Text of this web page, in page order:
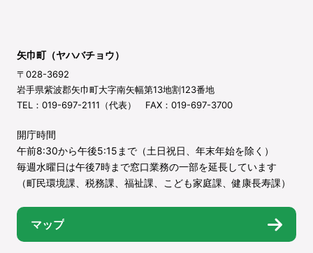
矢巾町（ヤハバチョウ）
〒028-3692
岩手県紫波郡矢巾町大字南矢幅第13地割123番地
TEL：019-697-2111（代表） FAX：019-697-3700
開庁時間
午前8:30から午後5:15まで（土日祝日、年末年始を除く）
毎週水曜日は午後7時まで窓口業務の一部を延長しています
（町民環境課、税務課、福祉課、こども家庭課、健康長寿課）
マップ